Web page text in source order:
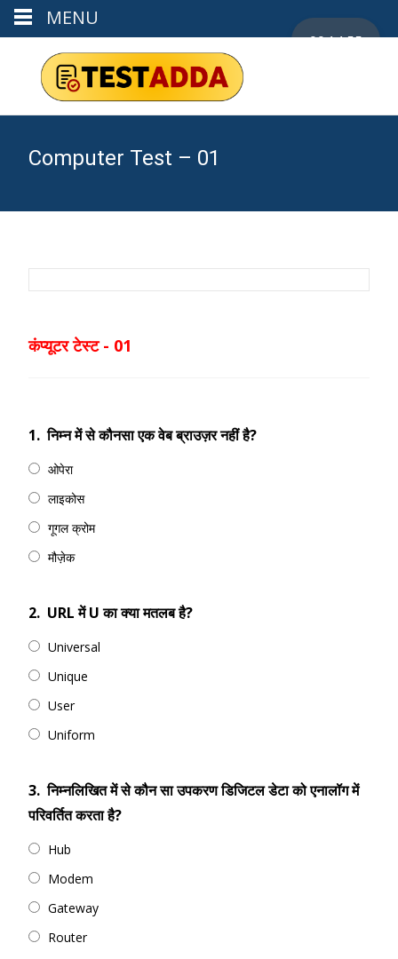
Computer Test – 01
00:14:55
कंप्यूटर टेस्ट - 01
1. निम्न में से कौनसा एक वेब ब्राउज़र नहीं है?
ओपेरा
लाइकोस
गूगल क्रोम
मौज़ेक
2. URL में U का क्या मतलब है?
Universal
Unique
User
Uniform
3. निम्नलिखित में से कौन सा उपकरण डिजिटल डेटा को एनालॉग में
परिवर्तित करता है?
Hub
Modem
Gateway
Router
MENU